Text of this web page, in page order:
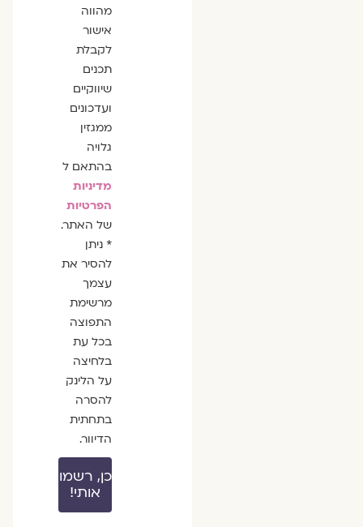
מהווה
אישור
לקבלת
תכנים
שיווקיים
ועדכונים
ממגזין
גלויה
בהתאם ל
מדיניות
הפרטיות
של האתר.
* ניתן
להסיר את
עצמך
מרשימת
התפוצה
בכל עת
בלחיצה
על הלינק
להסרה
בתחתית
הדיוור.
כן, רשמו
אותי!